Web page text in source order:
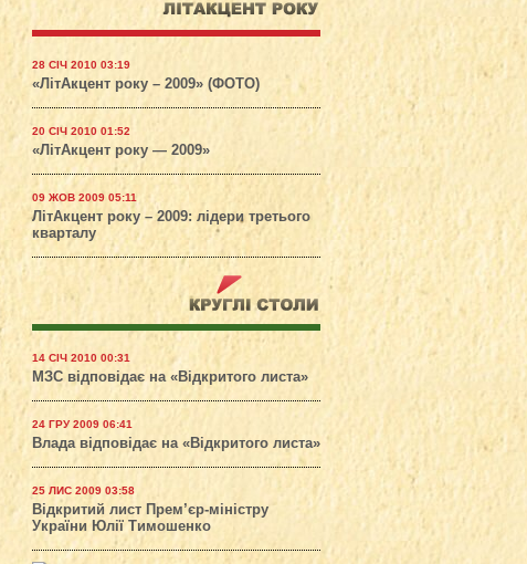
28 СІЧ 2010 03:19
«ЛітАкцент року – 2009» (ФОТО)
20 СІЧ 2010 01:52
«ЛітАкцент року — 2009»
09 ЖОВ 2009 05:11
ЛітАкцент року – 2009: лідери третього
кварталу
14 СІЧ 2010 00:31
МЗС відповідає на «Відкритого листа»
24 ГРУ 2009 06:41
Влада відповідає на «Відкритого листа»
25 ЛИС 2009 03:58
Відкритий лист Прем’єр-міністру
України Юлії Тимошенко